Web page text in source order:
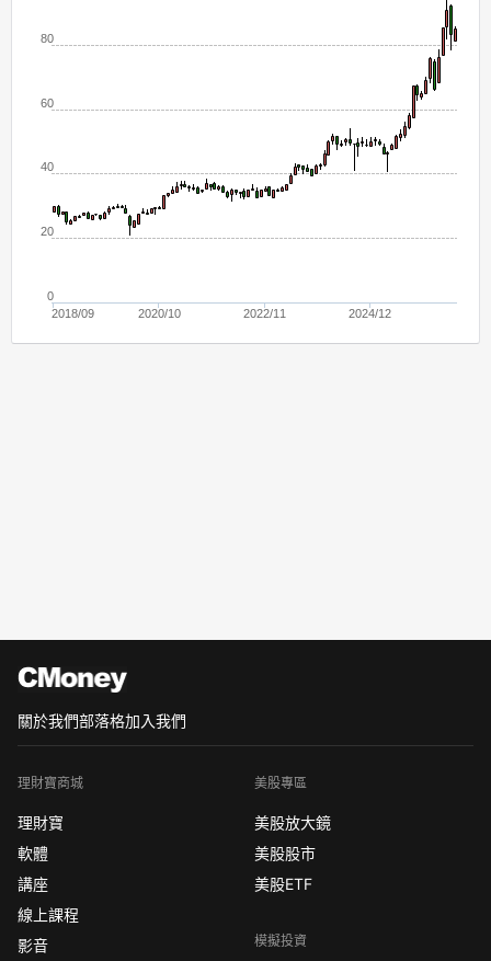
2018/09 2020/10 2022/11 2024/12
0
20
40
60
80
關於我們部落格加入我們
理財寶商城
理財寶
軟體
講座
線上課程
影音
美股專區
美股放大鏡
美股股市
美股ETF
模擬投資